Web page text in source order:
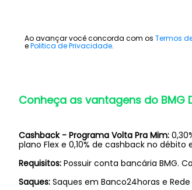
Conheça as vantagens do BMG
Cashback - Programa Volta Pra Mim:
plano Flex e 0,10% de cashback no
Requisitos: Possuir conta bancária BMG.
Saques: Saques em Banco24horas e
Ao avançar você concorda com os Termos
ePolitica de Privacidade.